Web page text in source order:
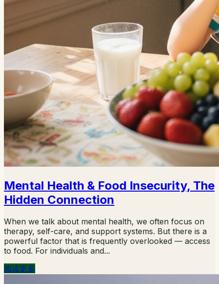
Mental Health & Food Insecurity, The
Hidden Connection
When we talk about mental health, we often focus on
therapy, self-care, and support systems. But there is a
powerful factor that is frequently overlooked — access
to food. For individuals and...
阅读更多